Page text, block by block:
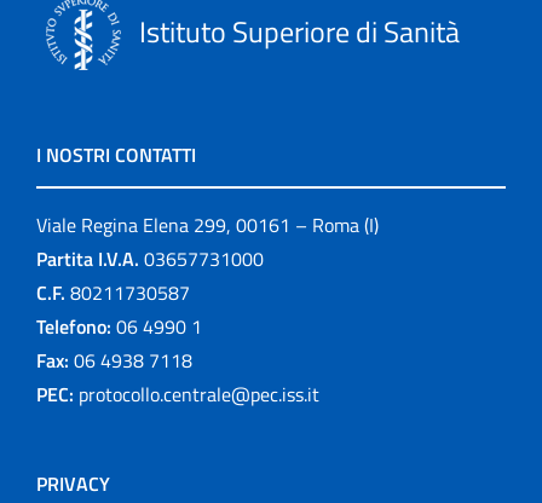
Istituto Superiore di Sanità
I NOSTRI CONTATTI
Viale Regina Elena 299, 00161 – Roma (I)
Partita I.V.A. 03657731000
C.F. 80211730587
Telefono: 06 4990 1
Fax: 06 4938 7118
PEC: protocollo.centrale@pec.iss.it
PRIVACY